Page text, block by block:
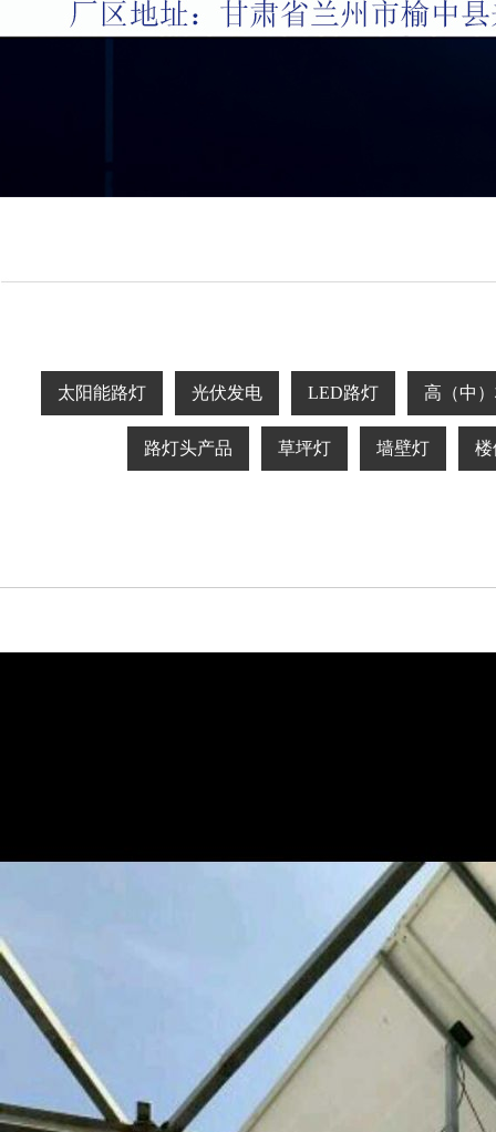
太阳能路灯 光伏发电 LED路灯 高（中
路灯头产品 草坪灯 墙壁灯 楼